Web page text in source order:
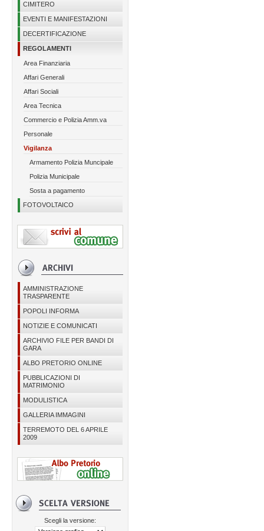
CIMITERO
EVENTI E MANIFESTAZIONI
DECERTIFICAZIONE
REGOLAMENTI
Area Finanziaria
Affari Generali
Affari Sociali
Area Tecnica
Commercio e Polizia Amm.va
Personale
Vigilanza
Armamento Polizia Muncipale
Polizia Municipale
Sosta a pagamento
FOTOVOLTAICO
AMMINISTRAZIONE
TRASPARENTE
POPOLI INFORMA
NOTIZIE E COMUNICATI
ARCHIVIO FILE PER BANDI DI
GARA
ALBO PRETORIO ONLINE
PUBBLICAZIONI DI
MATRIMONIO
MODULISTICA
GALLERIA IMMAGINI
TERREMOTO DEL 6 APRILE
2009
Scegli la versione: